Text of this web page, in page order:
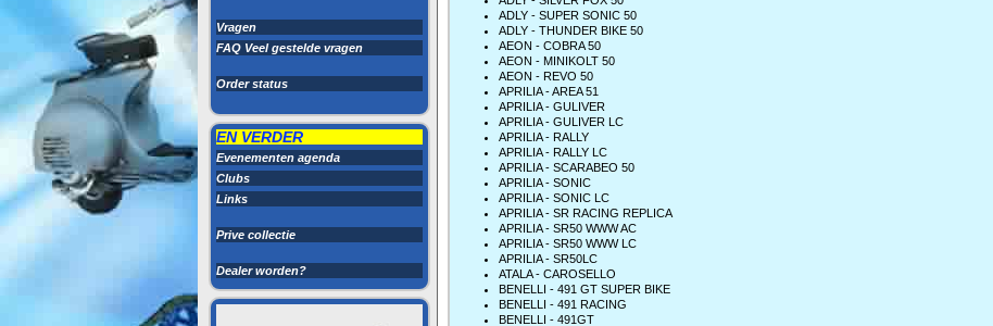
Vragen
FAQ Veel gestelde vragen
Order status
EN VERDER
Evenementen agenda
Clubs
Links
Prive collectie
Dealer worden?
ADLY - SUPER SONIC 50
ADLY - THUNDER BIKE 50
AEON - COBRA 50
AEON - MINIKOLT 50
AEON - REVO 50
APRILIA - AREA 51
APRILIA - GULIVER
APRILIA - GULIVER LC
APRILIA - RALLY
APRILIA - RALLY LC
APRILIA - SCARABEO 50
APRILIA - SONIC
APRILIA - SONIC LC
APRILIA - SR RACING REPLICA
APRILIA - SR50 WWW AC
APRILIA - SR50 WWW LC
APRILIA - SR50LC
ATALA - CAROSELLO
BENELLI - 491 GT SUPER BIKE
BENELLI - 491 RACING
BENELLI - 491GT